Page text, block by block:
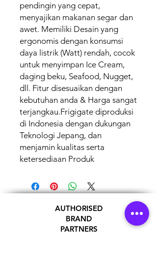
pendingin yang cepat,
menyajikan makanan segar dan
awet. Memiliki Desain yang
ergonomis dengan konsumsi
daya listrik (Watt) rendah, cocok
untuk menyimpan Ice Cream,
daging beku, Seafood, Nugget,
dll. Fitur disesuaikan dengan
kebutuhan anda & Harga sangat
terjangkau.Frigigate diproduksi
di Indonesia dengan dukungan
Teknologi Jepang, dan
menjamin kualitas serta
ketersediaan Produk
AUTHORISED
BRAND
PARTNERS